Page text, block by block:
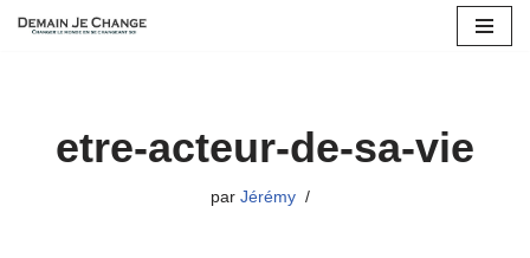
etre-acteur-de-sa-vie
par Jérémy